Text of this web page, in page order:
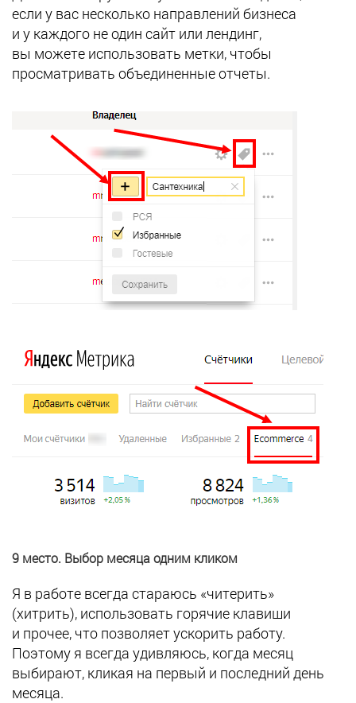
если у вас несколько направлений бизнеса
и у каждого не один сайт или лендинг,
вы можете использовать метки, чтобы
просматривать объединенные отчеты.
9 место. Выбор месяца одним кликом
Я в работе всегда стараюсь «читерить»
(хитрить), использовать горячие клавиши
и прочее, что позволяет ускорить работу.
Поэтому я всегда удивляюсь, когда месяц
выбирают, кликая на первый и последний день
месяца.